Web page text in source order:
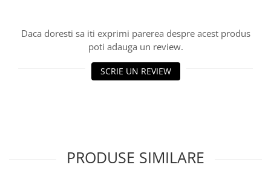
Ceasuri De Sah Digitale
Seturi Sah Tematice
Daca doresti sa iti exprimi parerea despre acest produs
poti adauga un review.
SCRIE UN REVIEW
PRODUSE SIMILARE